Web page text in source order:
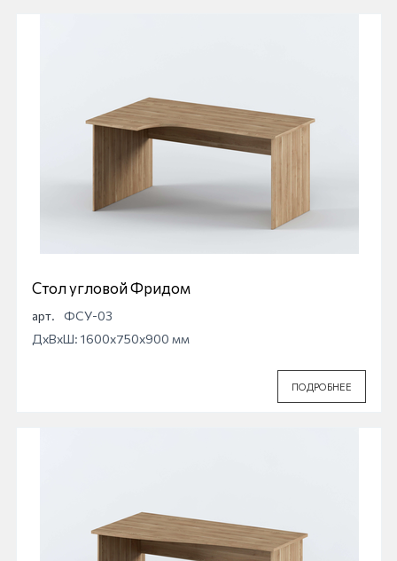
Стол угловой Фридом
арт.
ФСУ-03
ДхВхШ: 1600x750x900 мм
ПОДРОБНЕЕ